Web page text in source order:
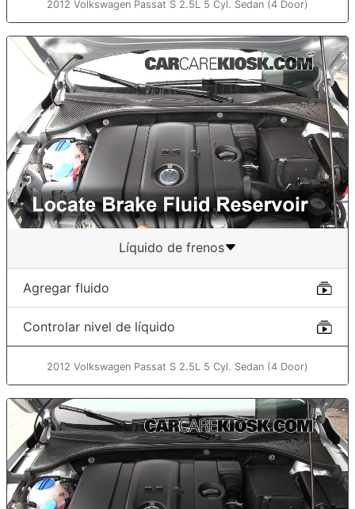
2012 Volkswagen Passat S 2.5L 5 Cyl. Sedan (4 Door)
Líquido de frenos
Agregar fluido
Controlar nivel de líquido
2012 Volkswagen Passat S 2.5L 5 Cyl. Sedan (4 Door)